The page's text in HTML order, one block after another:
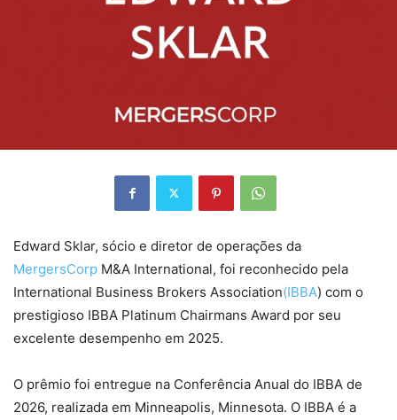
Edward Sklar, sócio e diretor de operações da
MergersCorp M&A International, foi reconhecido pela
International Business Brokers Association(IBBA) com o
prestigioso IBBA Platinum Chairmans Award por seu
excelente desempenho em 2025.
O prêmio foi entregue na Conferência Anual do IBBA de
2026, realizada em Minneapolis, Minnesota. O IBBA é a